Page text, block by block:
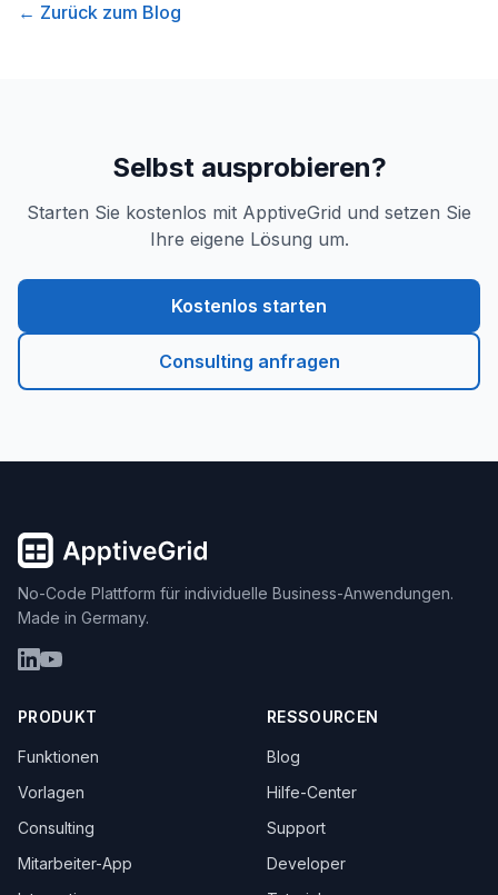
← Zurück zum Blog
Selbst ausprobieren?
Starten Sie kostenlos mit ApptiveGrid und setzen Sie
Ihre eigene Lösung um.
Kostenlos starten
Consulting anfragen
No-Code Plattform für individuelle Business-Anwendungen.
Made in Germany.
PRODUKT
Funktionen
Vorlagen
Consulting
Mitarbeiter-App
RESSOURCEN
Blog
Hilfe-Center
Support
Developer